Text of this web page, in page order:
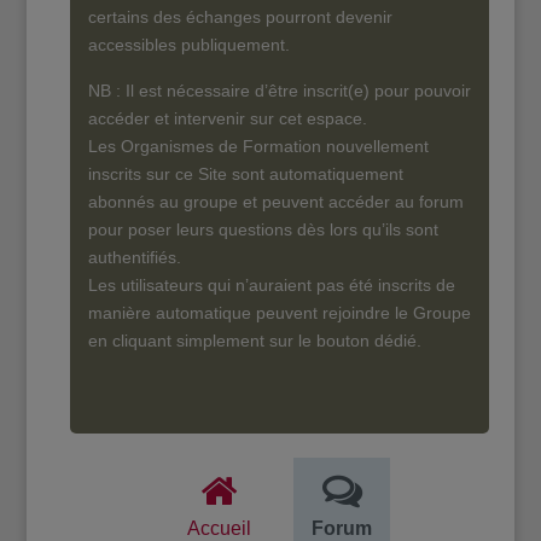
certains des échanges pourront devenir
accessibles publiquement.
NB : Il est nécessaire d’être inscrit(e) pour pouvoir
accéder et intervenir sur cet espace.
Les Organismes de Formation nouvellement
inscrits sur ce Site sont automatiquement
abonnés au groupe et peuvent accéder au forum
pour poser leurs questions dès lors qu’ils sont
authentifiés.
Les utilisateurs qui n’auraient pas été inscrits de
manière automatique peuvent rejoindre le Groupe
en cliquant simplement sur le bouton dédié.
Accueil Forum